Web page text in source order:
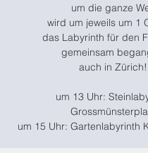
um die ganze
wird um jeweils um 1
das Labyrinth für den
gemeinsam
auch in Zürich!
um 13 Uhr:
um 15 Uhr: Gartenlabyrinth